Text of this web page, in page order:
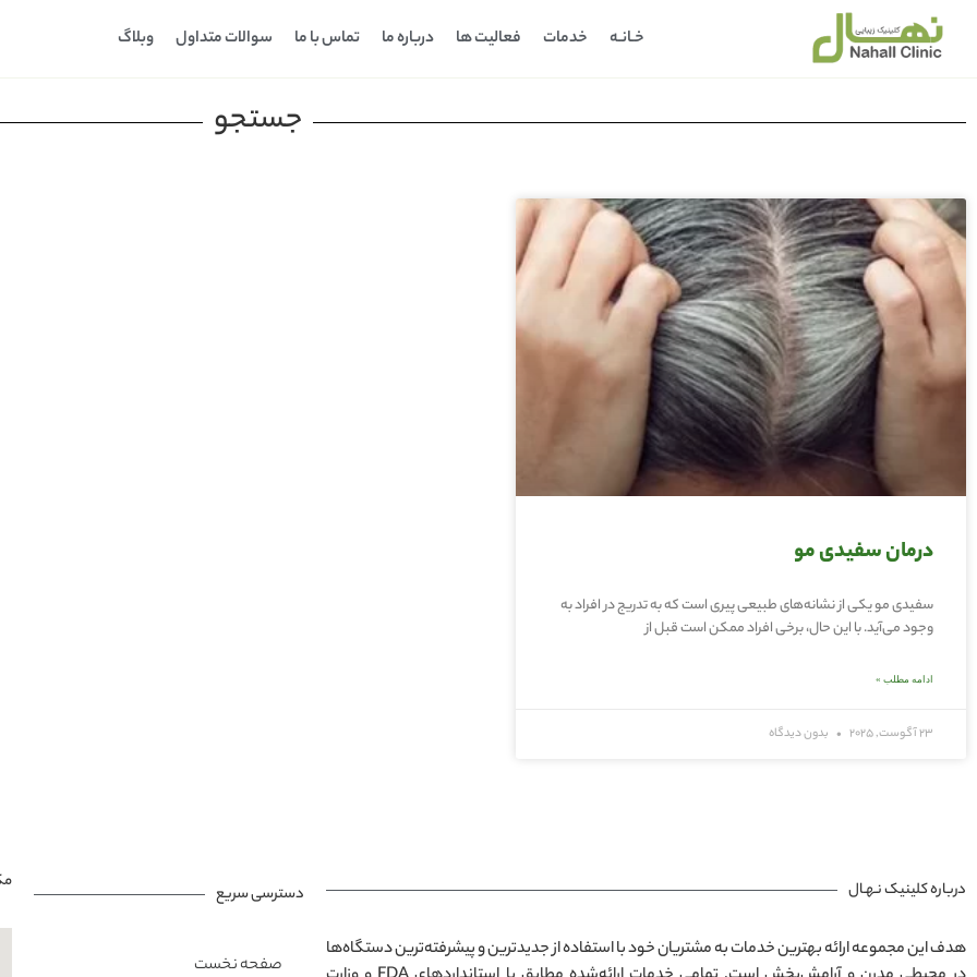
خـانـه خدمات فعالیت ها درباره ما تماس با ما سوالات متداول وبلاگ
جستجو
درمان سفیدی مو
سفیدی مو یکی از نشانه‌های طبیعی پیری است که به تدریج در افراد به
وجود می‌آید. با این حال، برخی افراد ممکن است قبل از
ادامه مطلب »
23 آگوست, 2025 بدون دیدگاه
درباره کلینیک نـهـال
هدف این مجموعه ارائه بهترین خدمات به مشتریان خود با استفاده از جدیدترین و پیشرفته‌ترین دستگاه‌ها
دسترسی سریع
صفحه نخست